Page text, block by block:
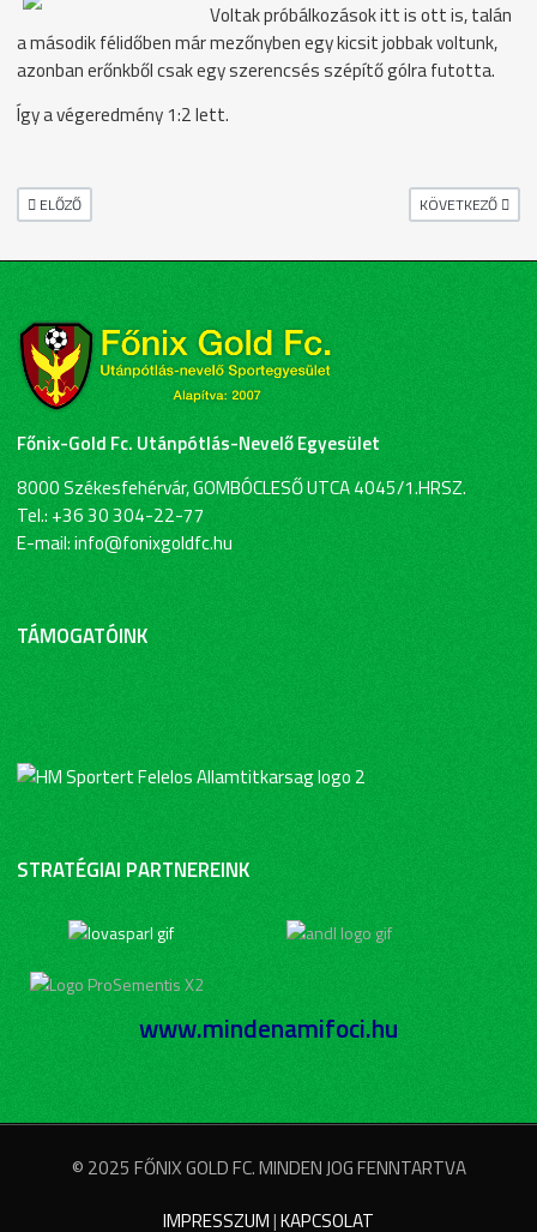
Voltak próbálkozások itt is ott is, talán
a második félidőben már mezőnyben egy kicsit jobbak voltunk,
azonban erőnkből csak egy szerencsés szépítő gólra futotta.
Így a végeredmény 1:2 lett.
ELŐZŐ CIKK: A BAJNOKSÁG 11. FORDULÓJÁBAN
ELŐZŐ KÖVETKEZŐ
KÖVETKEZŐ
Főnix-Gold Fc. Utánpótlás-Nevelő Egyesület
8000 Székesfehérvár, GOMBÓCLESŐ UTCA 4045/1.HRSZ.
Tel.: +36 30 304-22-77
E-mail: info@fonixgoldfc.hu
TÁMOGATÓINK
STRATÉGIAI PARTNEREINK
www.mindenamifoci.hu
© 2025 FŐNIX GOLD FC. MINDEN JOG FENNTARTVA
IMPRESSZUM|KAPCSOLAT